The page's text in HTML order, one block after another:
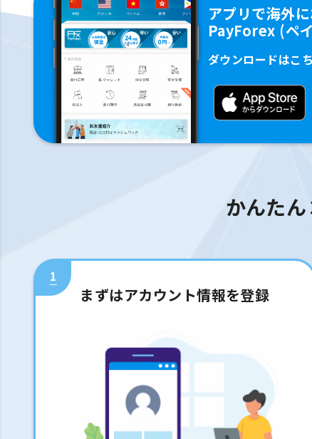
アプリで海外
PayForex (ペ
ダウンロードはこ
かんた
1
まずはアカウント情報を登録